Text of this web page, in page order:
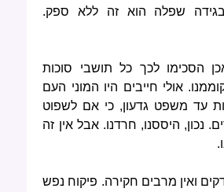
שפלה הוא זה ללא ספק.
הסכימו לכך כל תושבי סוכות
אולי חייבים היו המוני העם
עד משפט גדעון, כי אם לשפוט
נכון, היססנו, חרדנו. אבל אין זה
ואין מרבים חקירה. פיקוח נפש